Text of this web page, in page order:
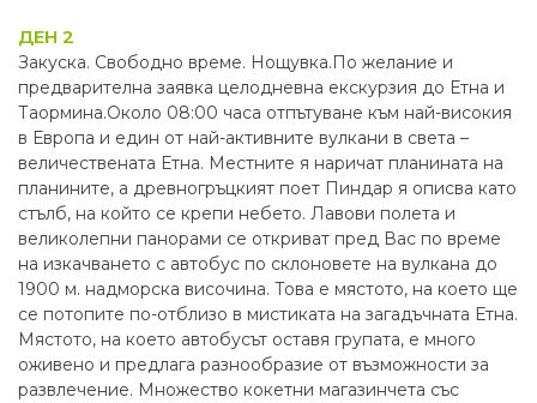
ДЕН 2
Закуска. Свободно време. Нощувка.По желание и
предварителна заявка целодневна екскурзия до Етна и
Таормина.Около 08:00 часа отпътуване към най-високия
в Европа и един от най-активните вулкани в света –
величествената Етна. Местните я наричат планината на
планините, а древногръцкият поет Пиндар я описва като
стълб, на който се крепи небето. Лавови полета и
великолепни панорами се откриват пред Вас по време
на изкачването с автобус по склоновете на вулкана до
1900 м. надморска височина. Това е мястото, на което ще
се потопите по-отблизо в мистиката на загадъчната Етна.
Мястото, на което автобусът оставя групата, е много
оживено и предлага разнообразие от възможности за
развлечение. Множество кокетни магазинчета със